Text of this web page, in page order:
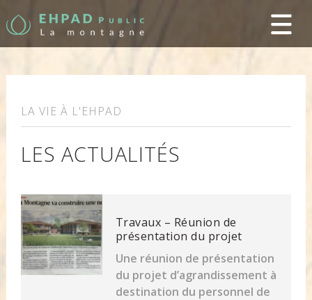
LA VIE À L'EHPAD
LES ACTUALITÉS
Travaux – Réunion de
présentation du projet
Une réunion de présentation
du projet d’agrandissement à
destination du personnel de